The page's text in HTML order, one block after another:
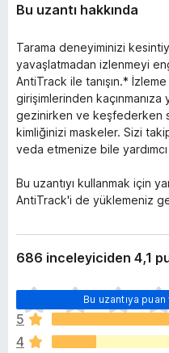
Bu uzantı hakkında
Tarama deneyiminizi
yavaşlatmadan izlenmeyi
AntiTrack ile tanışın.*
girişimlerinden kaçınmanıza
gezinirken ve keşfederken
kimliğinizi maskeler. Sizi
veda etmenize bile
Bu uzantıyı kullanmak için
AntiTrack'i de yüklemeniz
686 inceleyiciden 4,1
Bu uzantıya
H
e
n
ü
5
4